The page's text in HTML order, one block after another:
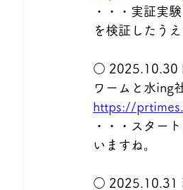
・・・実証実
を検証したう
○ 2025.10.30
ワームと水ing
https://
・・・スター
いますね。
○ 2025.10.31